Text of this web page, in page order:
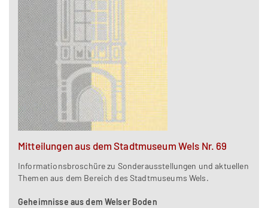
Mitteilungen aus dem Stadtmuseum Wels Nr. 69
Informationsbroschüre zu Sonderausstellungen und aktuellen
Themen aus dem Bereich des Stadtmuseums Wels.
Geheimnisse aus dem Welser Boden